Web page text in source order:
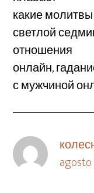
какие
светлой
отношения
онлайн,
с мужчиной